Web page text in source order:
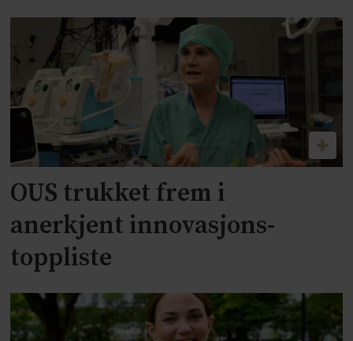
OUS trukket frem i
anerkjent innovasjons-
toppliste